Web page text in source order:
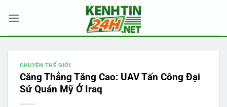
qua
CHUYỆN THẾ GIỚI
Căng Thẳng Tăng Cao: UAV Tấn Công Đại
Sứ Quán Mỹ Ở Iraq